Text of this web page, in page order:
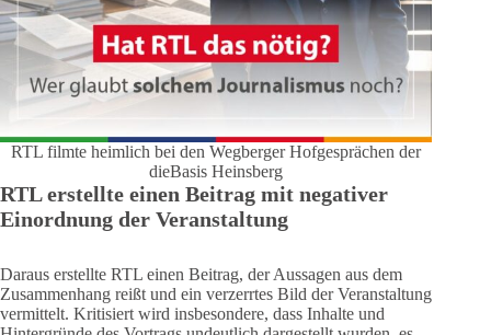
RTL filmte heimlich bei den Wegberger Hofgesprächen der
dieBasis Heinsberg
RTL erstellte einen Beitrag mit negativer
Einordnung der Veranstaltung
Daraus erstellte RTL einen Beitrag, der Aussagen aus dem
Zusammenhang reißt und ein verzerrtes Bild der Veranstaltung
vermittelt. Kritisiert wird insbesondere, dass Inhalte und